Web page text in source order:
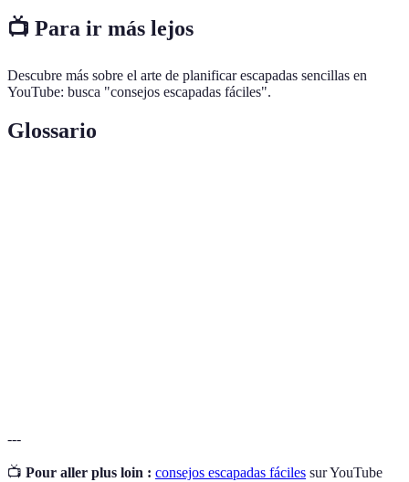
📺 Para ir más lejos
Descubre más sobre el arte de planificar escapadas sencillas en
YouTube: busca "consejos escapadas fáciles".
Glossario
---
📺 Pour aller plus loin : consejos escapadas fáciles sur YouTube